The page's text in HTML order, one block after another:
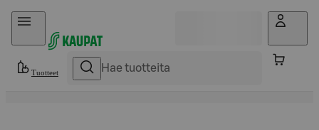
Hyppää sisältöön
Tuotteet